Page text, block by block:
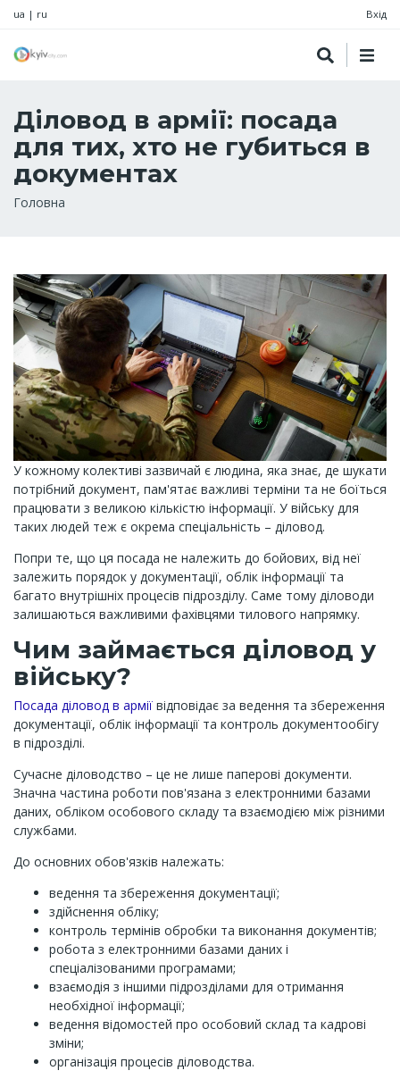
ua | ru Вхід
Діловод в армії: посада
для тих, хто не губиться в
документах
Рядок
Головна
У кожному колективі зазвичай є людина, яка знає, де шукати
потрібний документ, пам'ятає важливі терміни та не боїться
працювати з великою кількістю інформації. У війську для
таких людей теж є окрема спеціальність – діловод.
Попри те, що ця посада не належить до бойових, від неї
залежить порядок у документації, облік інформації та
багато внутрішніх процесів підрозділу. Саме тому діловоди
залишаються важливими фахівцями тилового напрямку.
Чим займається діловод у
війську?
Посада діловод в армії відповідає за ведення та збереження
документації, облік інформації та контроль документообігу
в підрозділі.
Сучасне діловодство – це не лише паперові документи.
Значна частина роботи пов'язана з електронними базами
даних, обліком особового складу та взаємодією між різними
службами.
До основних обов'язків належать:
ведення та збереження документації;
здійснення обліку;
контроль термінів обробки та виконання документів;
робота з електронними базами даних і
спеціалізованими програмами;
взаємодія з іншими підрозділами для отримання
необхідної інформації;
ведення відомостей про особовий склад та кадрові
зміни;
організація процесів діловодства.